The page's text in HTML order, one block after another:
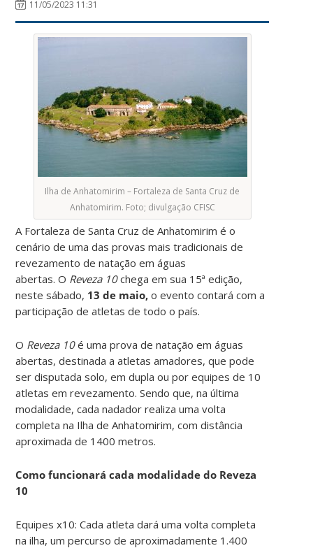
11/05/2023 11:31
Ilha de Anhatomirim – Fortaleza de Santa Cruz de
Anhatomirim. Foto; divulgação CFISC
A Fortaleza de Santa Cruz de Anhatomirim é o
cenário de uma das provas mais tradicionais de
revezamento de natação em águas
abertas. O Reveza 10chega em sua 15ª edição,
neste sábado, 13 de maio, o evento contará com a
participação de atletas de todo o país.
O Reveza 10é uma prova de natação em águas
abertas, destinada a atletas amadores, que pode
ser disputada solo, em dupla ou por equipes de 10
atletas em revezamento. Sendo que, na última
modalidade, cada nadador realiza uma volta
completa na Ilha de Anhatomirim, com distância
aproximada de 1400 metros.
Como funcionará cada modalidade do Reveza
10
Equipes x10: Cada atleta dará uma volta completa
na ilha, um percurso de aproximadamente 1.400